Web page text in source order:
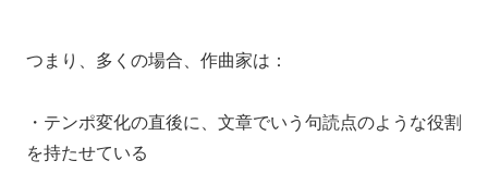
つまり、多くの場合、作曲家は：
・テンポ変化の直後に、文章でいう句読点のような役割
を持たせている